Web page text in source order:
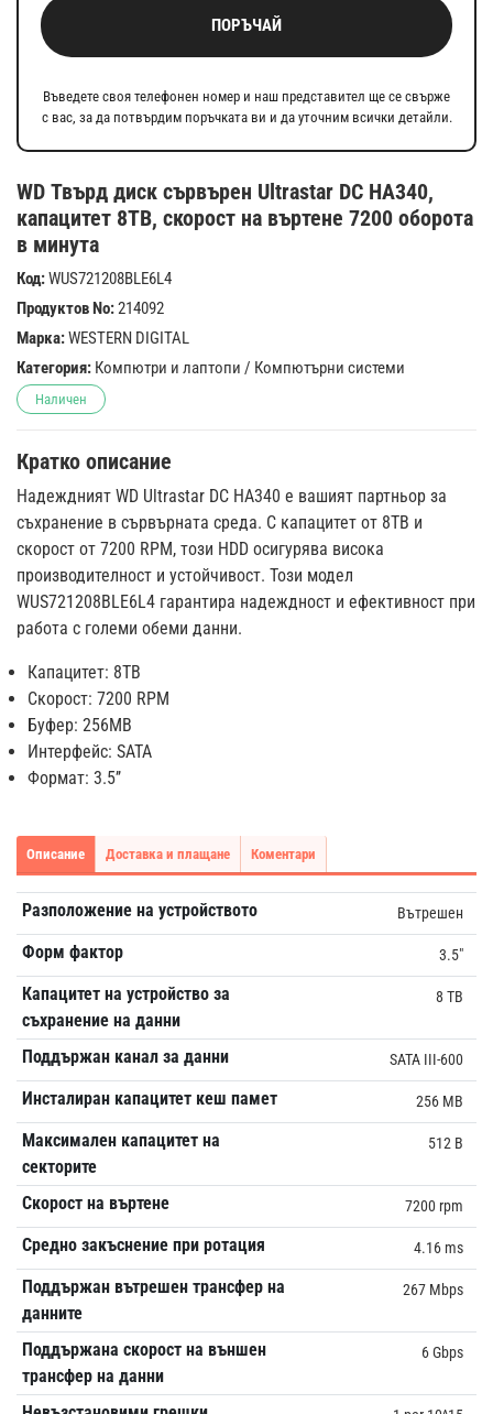
WD Твърд диск сървърен Ultrastar DC HA340,
капацитет 8TB, скорост на въртене 7200 оборота
в минута
Код:WUS721208BLE6L4
Продуктов No:214092
Марка:WESTERN DIGITAL
Категория: Компютри и лаптопи / Компютърни системи
Наличен
Кратко описание
Надеждният WD Ultrastar DC HA340 е вашият партньор за
съхранение в сървърната среда. С капацитет от 8TB и
скорост от 7200 RPM, този HDD осигурява висока
производителност и устойчивост. Този модел
WUS721208BLE6L4 гарантира надеждност и ефективност при
работа с големи обеми данни.
Капацитет: 8TB
Скорост: 7200 RPM
Буфер: 256MB
Интерфейс: SATA
Формат: 3.5’’
ПОРЪЧАЙ
Въведете своя телефонен номер и наш представител ще се свърже
с вас, за да потвърдим поръчката ви и да уточним всички детайли.
Описание Доставка и плащане Коментари
Разположение на устройството Вътрешен
Форм фактор 3.5"
Капацитет на устройство за
съхранение на данни
8 TB
Поддържан канал за данни SATA III-600
Инсталиран капацитет кеш памет 256 MB
Максимален капацитет на
секторите
512 B
Скорост на въртене 7200 rpm
Средно закъснение при ротация 4.16 ms
Поддържан вътрешен трансфер на
данните
267 Mbps
Поддържана скорост на външен
трансфер на данни
6 Gbps